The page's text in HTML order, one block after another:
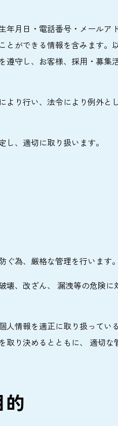
年月日・電話番号・メール
とができる情報を含みます
遵守し、お客様、採用・募
より行い、法令により例外
、適切に取り扱います。
為、厳格な管理を行います。
壊、改ざん、 漏洩等の危険
人情報を適正に取り扱って
り決めるとともに、 適切な